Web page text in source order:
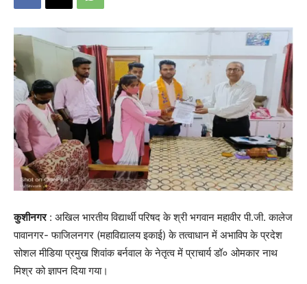
कुशीनगर: अखिल भारतीय विद्यार्थी परिषद के श्री भगवान महावीर पी.जी. कालेज
पावानगर- फाजिलनगर (महाविद्यालय इकाई) के तत्वाधान में अभाविप के प्रदेश
सोशल मीडिया प्रमुख शिवांक बर्नवाल के नेतृत्व में प्राचार्य डॉ० ओमकार नाथ
मिश्र को ज्ञापन दिया गया।